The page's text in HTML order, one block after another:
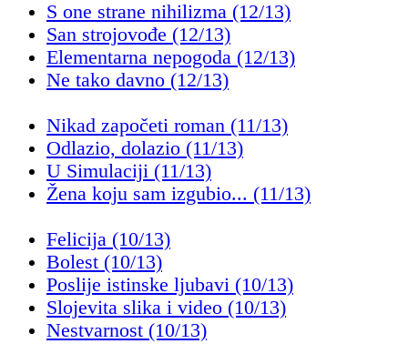
S one strane nihilizma (12/13)
San strojovođe (12/13)
Elementarna nepogoda (12/13)
Ne tako davno (12/13)
Nikad započeti roman (11/13)
Odlazio, dolazio (11/13)
U Simulaciji (11/13)
Žena koju sam izgubio... (11/13)
Felicija (10/13)
Bolest (10/13)
Poslije istinske ljubavi (10/13)
Slojevita slika i video (10/13)
Nestvarnost (10/13)